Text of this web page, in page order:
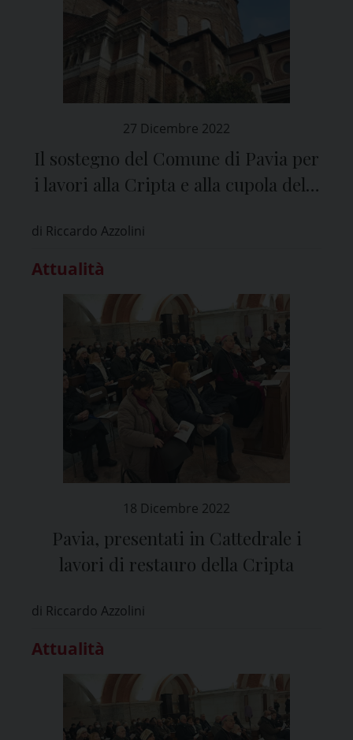
27 Dicembre 2022
Il sostegno del Comune di Pavia per
i lavori alla Cripta e alla cupola della
di Riccardo Azzolini
Attualità
18 Dicembre 2022
Pavia, presentati in Cattedrale i
lavori di restauro della Cripta
di Riccardo Azzolini
Attualità